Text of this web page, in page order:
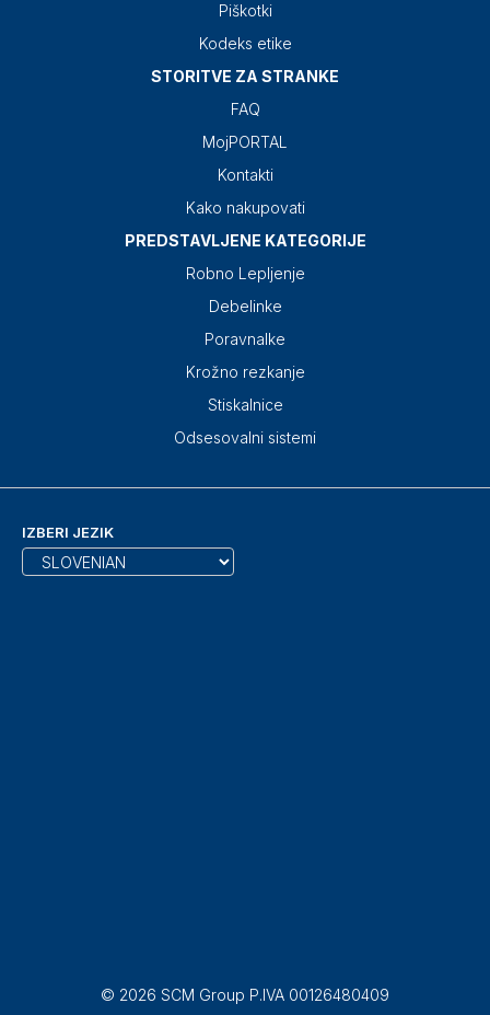
Piškotki
Kodeks etike
STORITVE ZA STRANKE
FAQ
MojPORTAL
Kontakti
Kako nakupovati
PREDSTAVLJENE KATEGORIJE
Robno Lepljenje
Debelinke
Poravnalke
Krožno rezkanje
Stiskalnice
Odsesovalni sistemi
IZBERI JEZIK
© 2026 SCM Group P.IVA 00126480409